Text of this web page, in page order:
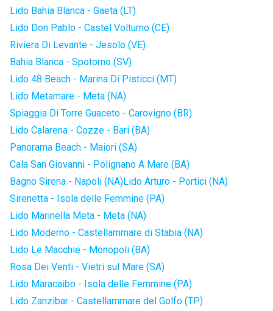
Lido Bahia Blanca - Gaeta (LT)
Lido Don Pablo - Castel Volturno (CE)
Riviera Di Levante - Jesolo (VE)
Bahia Blanca - Spotorno (SV)
Lido 48 Beach - Marina Di Pisticci (MT)
Lido Metamare - Meta (NA)
Spiaggia Di Torre Guaceto - Carovigno (BR)
Lido Calarena - Cozze - Bari (BA)
Panorama Beach - Maiori (SA)
Cala San Giovanni - Polignano A Mare (BA)
Bagno Sirena - Napoli (NA)Lido Arturo - Portici (NA)
Sirenetta - Isola delle Femmine (PA)
Lido Marinella Meta - Meta (NA)
Lido Moderno - Castellammare di Stabia (NA)
Lido Le Macchie - Monopoli (BA)
Rosa Dei Venti - Vietri sul Mare (SA)
Lido Maracaibo - Isola delle Femmine (PA)
Lido Zanzibar - Castellammare del Golfo (TP)